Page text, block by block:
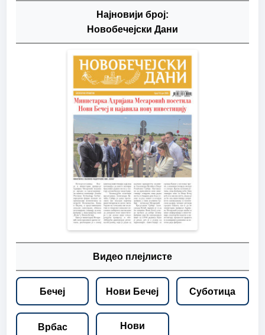
Најновији број:
Новобечејски Дани
Видео плејлисте
Бечеј Нови Бечеј Суботица
Врбас
Нови